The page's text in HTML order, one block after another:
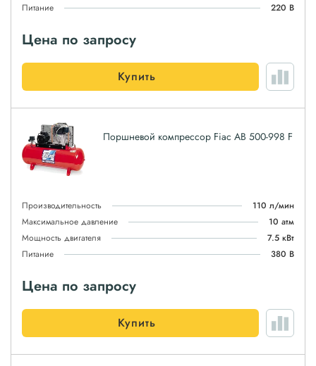
Питание
220 В
Цена по запросу
Купить
Поршневой компрессор Fiac AB 500-998 F
Производительность
110 л/мин
Максимальное давление
10 атм
Мощность двигателя
7.5 кВт
Питание
380 В
Цена по запросу
Купить